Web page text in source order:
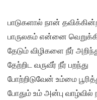
பாடுகளால் நான்
பாருலகம் என்னை
தேடும் விழிகளை நீர்
தேற்றிட வருவீர் நீர் பறந்து
போற்றிடுவேன் உம்மை
போதும் உம் அன்பு